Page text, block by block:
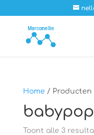
Home / Producten
babypop
Toont alle 3